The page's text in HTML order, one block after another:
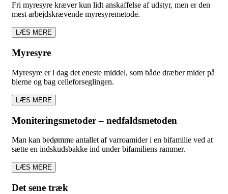
Fri myresyre kræver kun lidt anskaffelse af udstyr, men er den
mest arbejdskrævende myresyremetode.
LÆS MERE
Myresyre
Myresyre er i dag det eneste middel, som både dræber mider på
bierne og bag celleforseglingen.
LÆS MERE
Moniteringsmetoder – nedfaldsmetoden
Man kan bedømme antallet af varroamider i en bifamilie ved at
sætte en indskudsbakke ind under bifamiliens rammer.
LÆS MERE
Det sene træk